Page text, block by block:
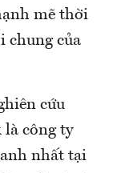
mẽ thời
chung của
cứu
là công ty
nhất tại